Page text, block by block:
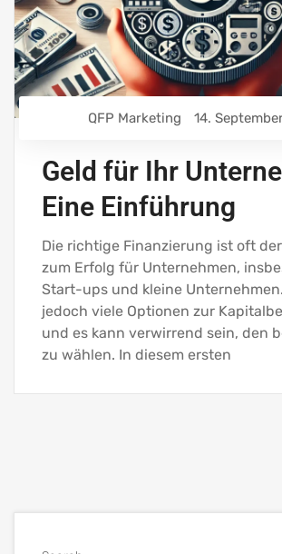
QFP Marketing 14.
Geld für Ihr
Eine Einführung
Die richtige Finanzierung ist oft
zum Erfolg für Unternehmen,
Start-ups und kleine
jedoch viele Optionen zur
und es kann verwirrend sein, den
zu wählen. In diesem ersten